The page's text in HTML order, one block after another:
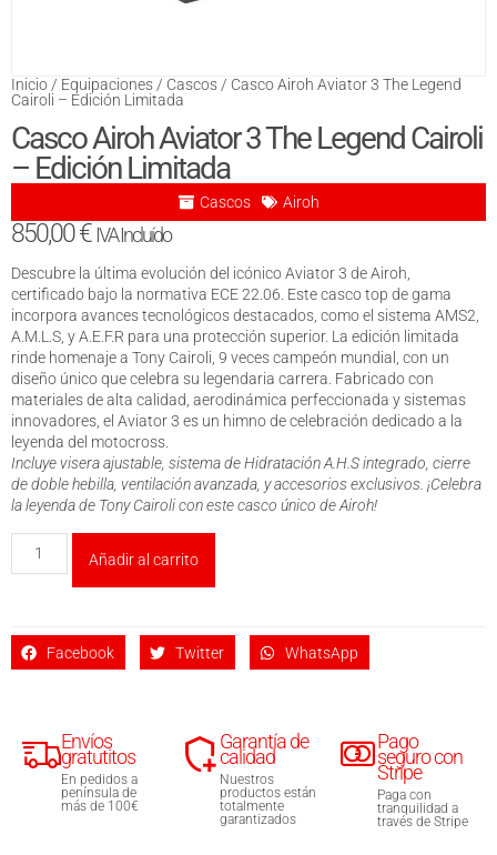
Inicio / Equipaciones / Cascos / Casco Airoh Aviator 3 The Legend
Cairoli – Edición Limitada
Casco Airoh Aviator 3 The Legend Cairoli
– Edición Limitada
Cascos Airoh
850,00€ IVA Incluído
Descubre la última evolución del icónico Aviator 3 de Airoh,
certificado bajo la normativa ECE 22.06. Este casco top de gama
incorpora avances tecnológicos destacados, como el sistema AMS2,
A.M.L.S, y A.E.F.R para una protección superior. La edición limitada
rinde homenaje a Tony Cairoli, 9 veces campeón mundial, con un
diseño único que celebra su legendaria carrera. Fabricado con
materiales de alta calidad, aerodinámica perfeccionada y sistemas
innovadores, el Aviator 3 es un himno de celebración dedicado a la
leyenda del motocross.
Incluye visera ajustable, sistema de Hidratación A.H.S integrado, cierre
de doble hebilla, ventilación avanzada, y accesorios exclusivos. ¡Celebra
la leyenda de Tony Cairoli con este casco único de Airoh!
Añadir al carrito
Facebook Twitter WhatsApp
Envíos
gratutitos
En pedidos a
península de
más de 100€
Garantía de
calidad
Nuestros
productos están
totalmente
garantizados
Pago
seguro con
Stripe
Paga con
tranquilidad a
través de Stripe